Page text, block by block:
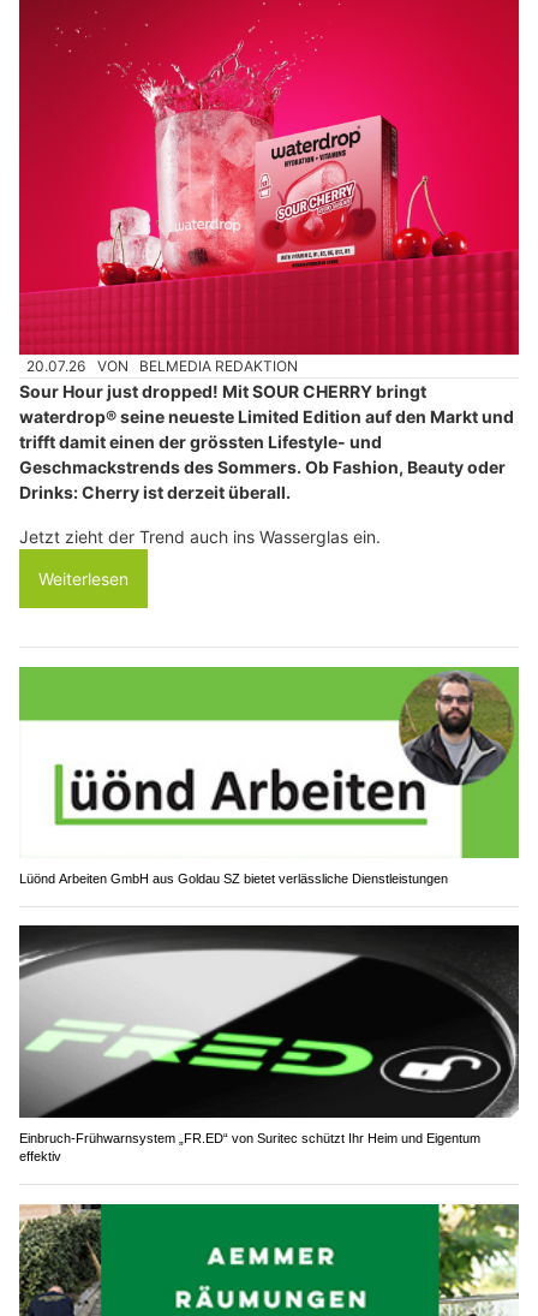
20.07.26 VON BELMEDIA REDAKTION
Sour Hour just dropped! Mit SOUR CHERRY bringt
waterdrop® seine neueste Limited Edition auf den Markt und
trifft damit einen der grössten Lifestyle- und
Geschmackstrends des Sommers. Ob Fashion, Beauty oder
Drinks: Cherry ist derzeit überall.
Jetzt zieht der Trend auch ins Wasserglas ein.
Weiterlesen
Lüönd Arbeiten GmbH aus Goldau SZ bietet verlässliche Dienstleistungen
Einbruch-Frühwarnsystem „FR.ED“ von Suritec schützt Ihr Heim und Eigentum
effektiv